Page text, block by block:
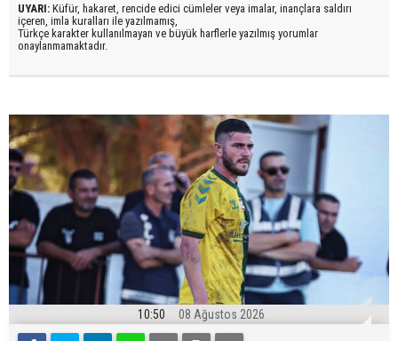
UYARI: Küfür, hakaret, rencide edici cümleler veya imalar, inançlara saldırı
içeren, imla kuralları ile yazılmamış,
Türkçe karakter kullanılmayan ve büyük harflerle yazılmış yorumlar
onaylanmamaktadır.
10:50 08 Ağustos 2026